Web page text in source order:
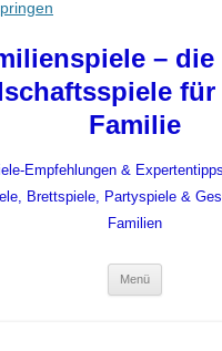
– die
für
Familie
Empfehlungen &
Brettspiele, Partyspiele &
Familien
Menü